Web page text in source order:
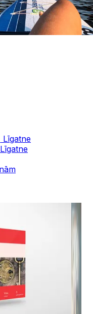
Līgatne